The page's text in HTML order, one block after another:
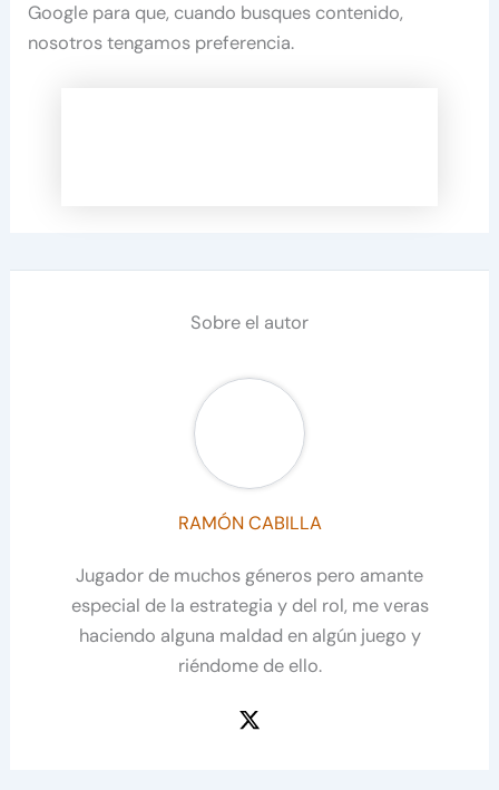
Google para que, cuando busques contenido,
nosotros tengamos preferencia.
Sobre el autor
RAMÓN CABILLA
Jugador de muchos géneros pero amante
especial de la estrategia y del rol, me veras
haciendo alguna maldad en algún juego y
riéndome de ello.